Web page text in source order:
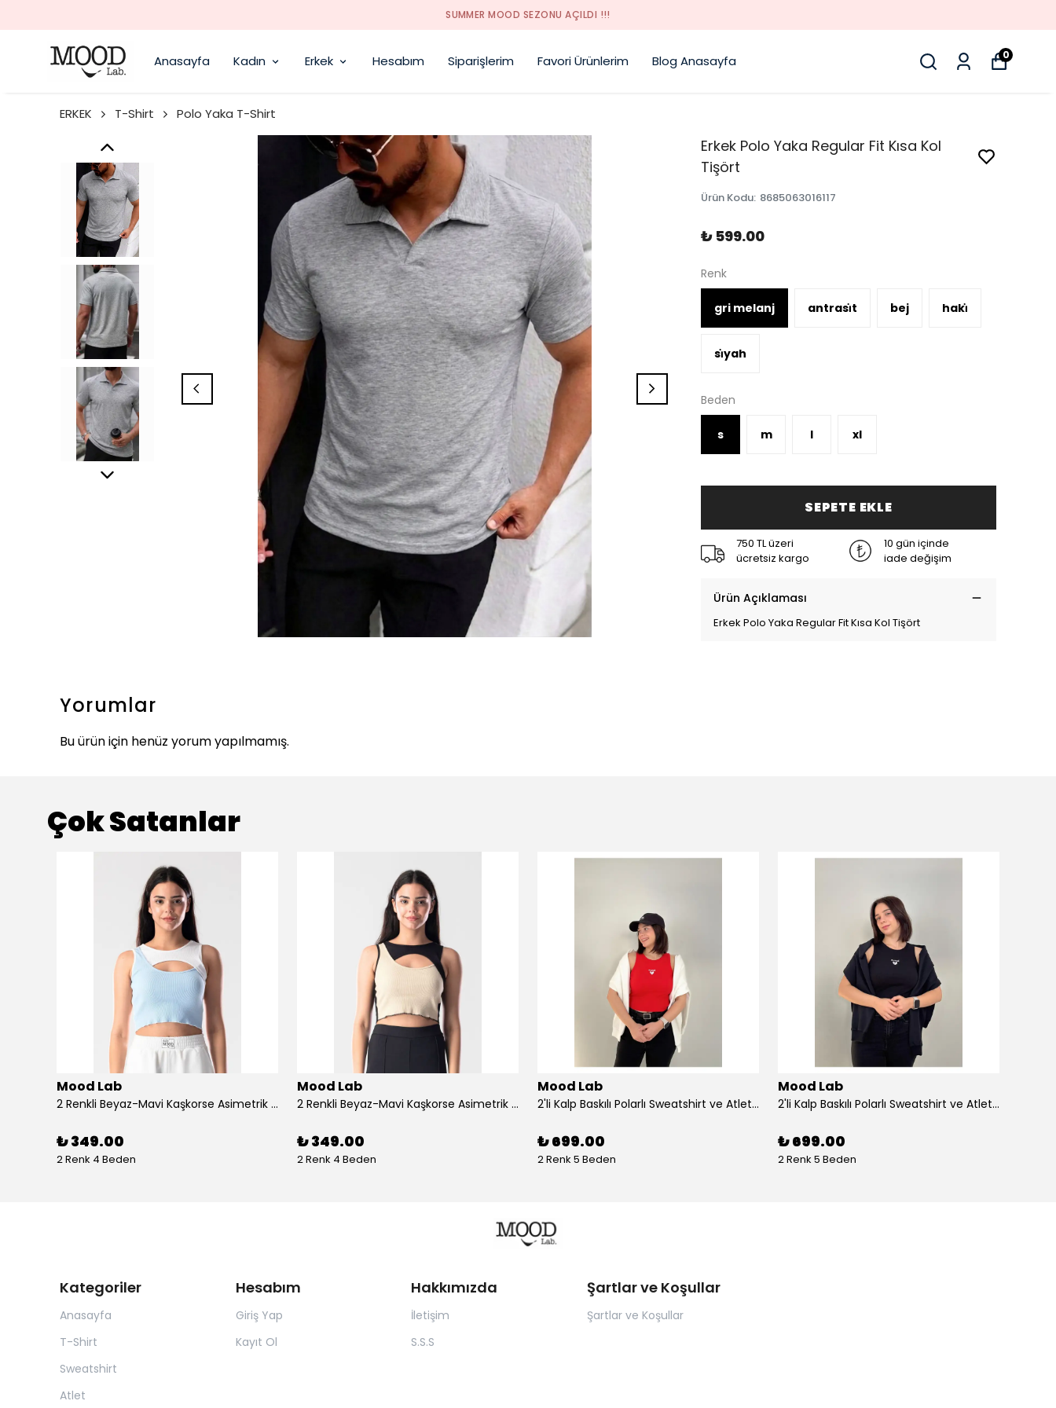
SUMMER MOOD SEZONU AÇILDI !!!
Anasayfa Kadın Erkek Hesabım Siparişlerim Favori Ürünlerim Blog Anasayfa 0
ERKEK T-Shirt Polo Yaka T-Shirt
Erkek Polo Yaka Regular Fit Kısa Kol
Tişört
Ürün Kodu: 8685063016117
₺ 599.00
Renk
gri melanj antrasi̇t bej haki̇
si̇yah
Beden
s m l xl
SEPETE EKLE
750 TL üzeri
ücretsiz kargo
10 gün içinde
iade değişim
Ürün Açıklaması
Erkek Polo Yaka Regular Fit Kısa Kol Tişört
Yorumlar
Bu ürün için henüz yorum yapılmamış.
Çok Satanlar
Mood Lab
2 Renkli Beyaz-Mavi Kaşkorse Asimetrik Crop Atlet Bluz Top - beyaz-mavi
₺ 349.00
2 Renk 4 Beden
Mood Lab
2 Renkli Beyaz-Mavi Kaşkorse Asimetrik Crop Atlet Bluz Top - siyah-bej
₺ 349.00
2 Renk 4 Beden
Mood Lab
2'li Kalp Baskılı Polarlı Sweatshirt ve Atlet Takımı – Sevgililer Günü Özel - beyaz
₺ 699.00
2 Renk 5 Beden
Mood Lab
2'li Kalp Baskılı Polarlı Sweatshirt ve Atlet Takımı – Sevgililer Günü Özel - si̇yah
₺ 699.00
2 Renk 5 Beden
Kategoriler
Anasayfa
T-Shirt
Sweatshirt
Atlet
Hesabım
Giriş Yap
Kayıt Ol
Hakkımızda
İletişim
S.S.S
Şartlar ve Koşullar
Şartlar ve Koşullar